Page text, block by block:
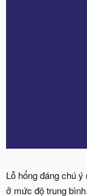
Lỗ hổng đáng chú
ở mức độ trung